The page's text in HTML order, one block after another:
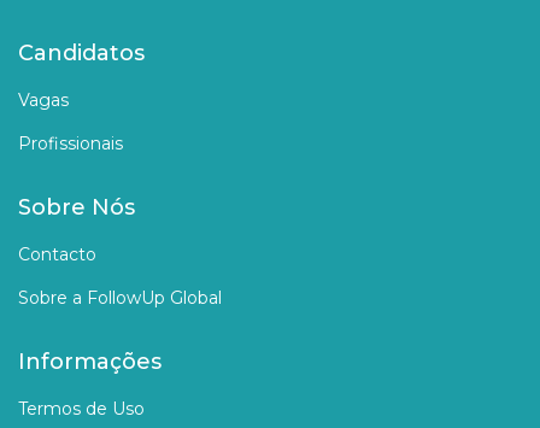
Candidatos
Vagas
Profissionais
Sobre Nós
Contacto
Sobre a FollowUp Global
Informações
Termos de Uso